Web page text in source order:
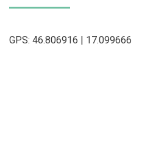
GPS: 46.806916 | 17.099666